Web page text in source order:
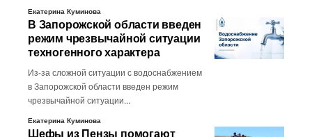
Екатерина Куминова
В Запорожской области введен
режим чрезвычайной ситуации
техногенного характера
Из-за сложной ситуации с водоснабжением
в Запорожской области введен режим
чрезвычайной ситуации…
Екатерина Куминова
Шефы из Пензы помогают